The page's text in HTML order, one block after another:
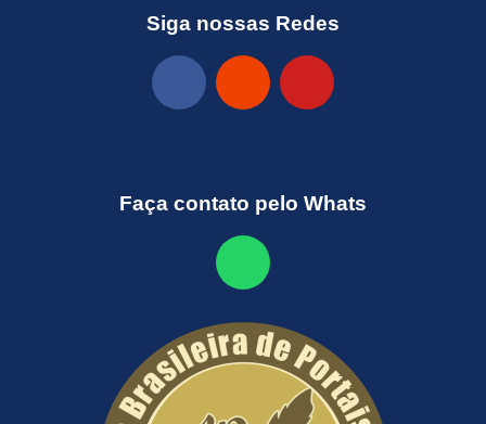
Siga nossas Redes
Faça contato pelo Whats